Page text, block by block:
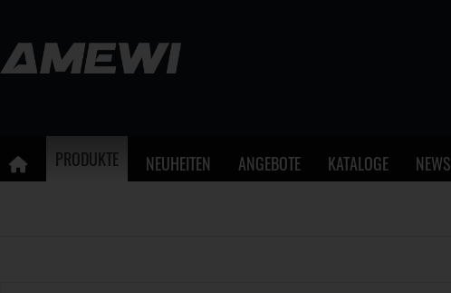
PRODUKTE NEUHEITEN ANGEBOTE KATALOGE NEWS